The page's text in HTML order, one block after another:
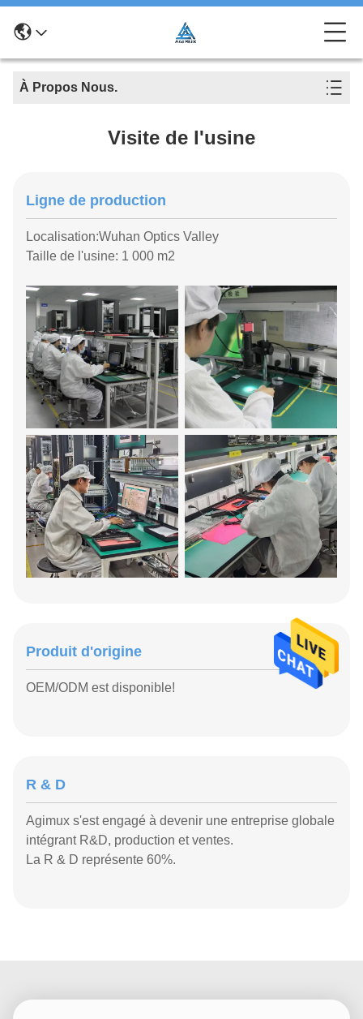
À Propos Nous.
Visite de l'usine
Ligne de production
Localisation:Wuhan Optics Valley
Taille de l'usine: 1 000 m2
Produit d'origine
OEM/ODM est disponible!
R & D
Agimux s'est engagé à devenir une entreprise globale
intégrant R&D, production et ventes.
La R & D représente 60%.